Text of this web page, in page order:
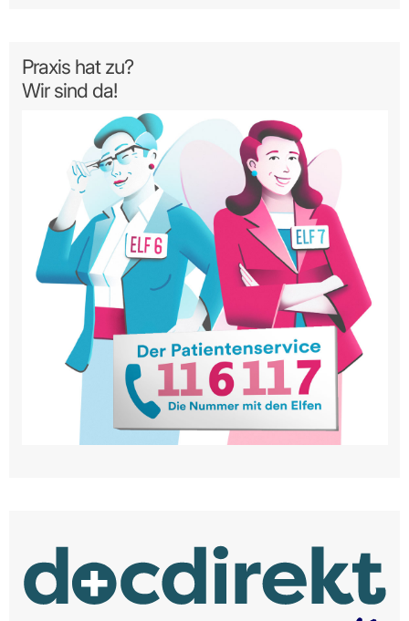
Praxis hat zu?
Wir sind da!